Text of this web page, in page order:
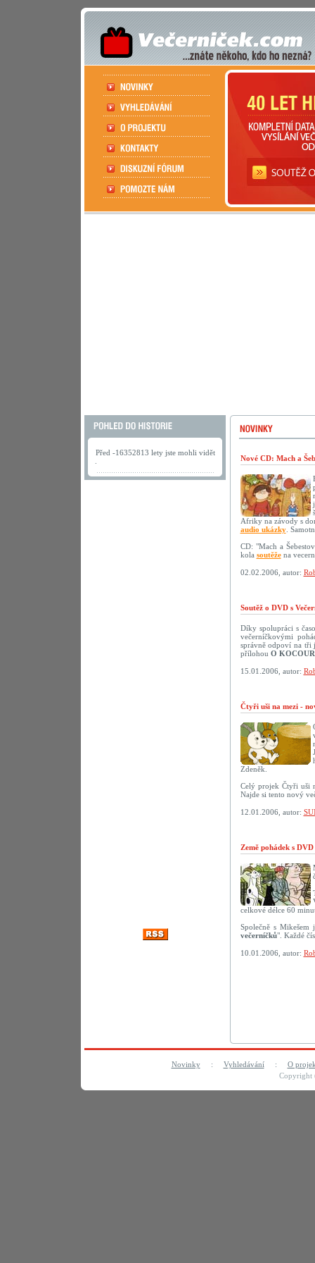
Před -16352813 lety jste mohli vidět
Nové CD: Mach a
Afriky na závody s
audio ukázky.
CD: "Mach a
kola soutěžena
02.02.2006, autor:
Soutěž o DVD s
Díky spolupráci s
večerníčkovými
správně odpoví na tři
přílohou O
15.01.2006, autor:
Čtyři uši na mezi -
Zdeněk.
Celý projek Čtyři uši
Najde si tento nový
12.01.2006, autor:
Země pohádek s
celkové délce 60
Společně s
večerníčků". Každé
10.01.2006, autor:
Novinky: Vyhledávání: O
Copyright